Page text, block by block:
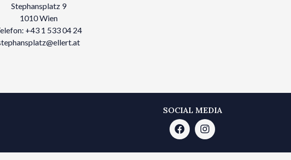
Stephansplatz 9
1010 Wien
+43 1 533 04 24
SOCIAL MEDIA